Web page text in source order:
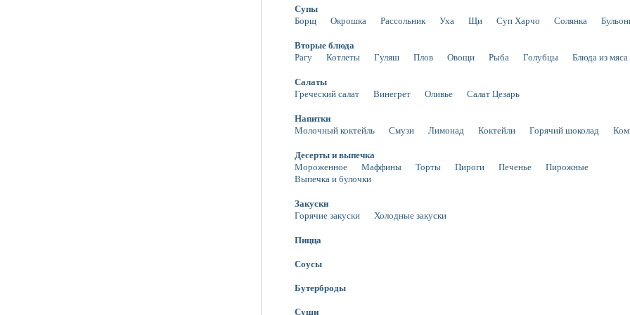
Супы
Борщ
Окрошка Рассольник Уха Щи Суп Харчо Солянка
Вторые блюда
Рагу
Котлеты Гуляш Плов Овощи Рыба Голубцы Блюда из мяса
Салаты
Греческий салат
Винегрет Оливье Салат Цезарь
Напитки
Молочный коктейль
Смузи Лимонад Коктейли Горячий шоколад
Десерты и выпечка
Мороженное
Маффины Торты Пироги Печенье
Пирожные
Выпечка и булочки
Закуски
Горячие закуски
Холодные закуски
Пицца
Соусы
Бутерброды
Суши